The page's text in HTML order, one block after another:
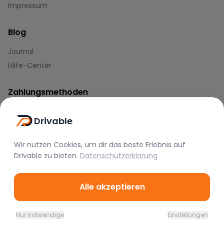
Impressum
Blog
Journal
Hilfe-Center
Zahlungsmethoden
Marken
Mercedes
Drivable
Wir nutzen Cookies, um dir das beste Erlebnis auf
Drivable zu bieten. Datenschutzerklärung
Alle akzeptieren
Nur notwendige Einstellungen